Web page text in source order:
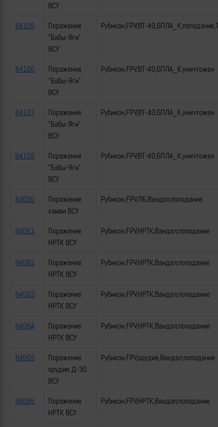
ВСУ
84105
Поражение
"Бабы-Яги"
ВСУ
Рубикон,FPV,ВТ-
84106
Поражение
"Бабы-Яги"
ВСУ
Рубикон,FPV,ВТ-40,БПЛА_К,уничтожен
84107
Поражение
"Бабы-Яги"
ВСУ
Рубикон,FPV,ВТ-40,БПЛА_К,уничтожен
84108
Поражение
"Бабы-Яги"
ВСУ
Рубикон,FPV,ВТ-40,БПЛА_К,уничтожен
84060
Поражение
хамви ВСУ
Рубикон,FPV,ЛБ,Вандал,попадание
84061
Поражение
НРТК ВСУ
Рубикон,FPV,НРТК,Вандал,попадание
84062
Поражение
НРТК ВСУ
Рубикон,FPV,НРТК,Вандал,попадание
84063
Поражение
НРТК ВСУ
Рубикон,FPV,НРТК,Вандал,попадание
84064
Поражение
НРТК ВСУ
Рубикон,FPV,НРТК,Вандал,попадание
84065
Поражение
орудия Д-30
ВСУ
Рубикон,FPV,орудие,Вандал,попадание
84066
Поражение
НРТК ВСУ
Рубикон,FPV,НРТК,Вандал,попадание